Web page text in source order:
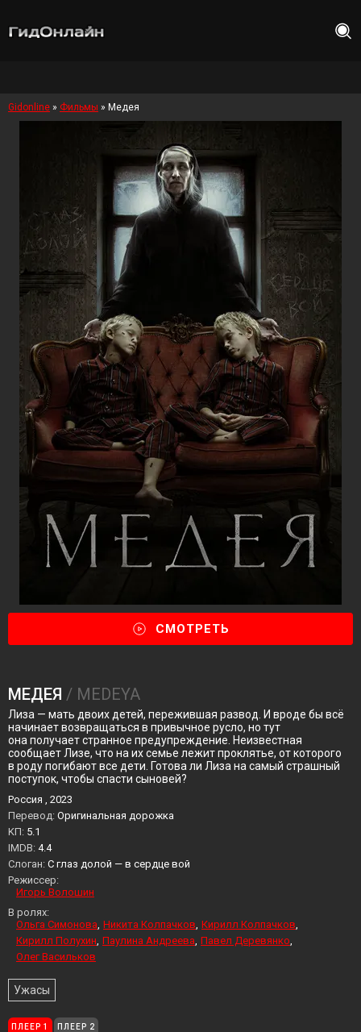
Gidonline » Фильмы » Медея
СМОТРЕТЬ
МЕДЕЯ / MEDEYA
Лиза — мать двоих детей, пережившая развод. И вроде бы всё
начинает возвращаться в привычное русло, но тут
она получает странное предупреждение. Неизвестная
сообщает Лизе, что на их семье лежит проклятье, от которого
в роду погибают все дети. Готова ли Лиза на самый страшный
поступок, чтобы спасти сыновей?
Россия , 2023
Перевод: Оригинальная дорожка
KП: 5.1
IMDB: 4.4
Слоган: С глаз долой — в сердце вой
Режиссер:
Игорь Волошин
В ролях:
Ольга Симонова Никита Колпачков Кирилл Колпачков
Кирилл Полухин Паулина Андреева Павел Деревянко
Олег Васильков
Ужасы
ПЛЕЕР 1 ПЛЕЕР 2